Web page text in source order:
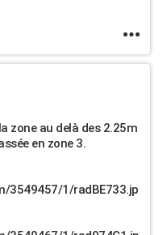
zone au delà des 2.25m
en zone 3.
3549457/1/radBE733.jp